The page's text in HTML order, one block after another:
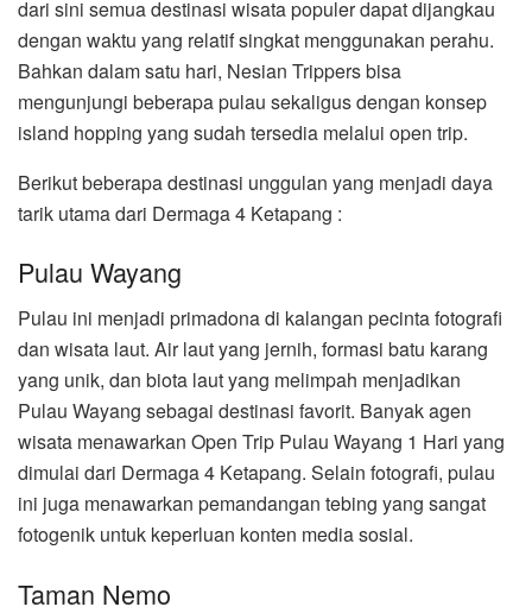
dari sini semua destinasi wisata populer dapat dijangkau
dengan waktu yang relatif singkat menggunakan perahu.
Bahkan dalam satu hari, Nesian Trippers bisa
mengunjungi beberapa pulau sekaligus dengan konsep
island hopping yang sudah tersedia melalui open trip.
Berikut beberapa destinasi unggulan yang menjadi daya
tarik utama dari Dermaga 4 Ketapang :
Pulau Wayang
Pulau ini menjadi primadona di kalangan pecinta fotografi
dan wisata laut. Air laut yang jernih, formasi batu karang
yang unik, dan biota laut yang melimpah menjadikan
Pulau Wayang sebagai destinasi favorit. Banyak agen
wisata menawarkan Open Trip Pulau Wayang 1 Hari yang
dimulai dari Dermaga 4 Ketapang. Selain fotografi, pulau
ini juga menawarkan pemandangan tebing yang sangat
fotogenik untuk keperluan konten media sosial.
Taman Nemo